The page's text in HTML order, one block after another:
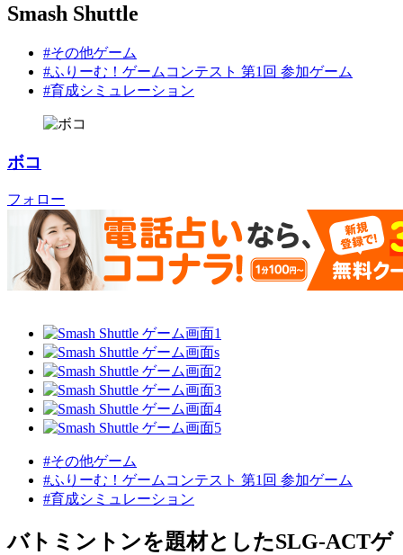
Smash Shuttle
#その他ゲーム
#ふりーむ！ゲームコンテスト 第1回 参加ゲーム
#育成シミュレーション
ボコ
フォロー
#その他ゲーム
#ふりーむ！ゲームコンテスト 第1回 参加ゲーム
#育成シミュレーション
バトミントンを題材としたSLG-ACTゲ